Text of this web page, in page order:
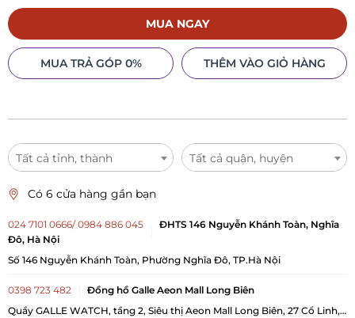
MUA NGAY
MUA TRẢ GÓP 0% THÊM VÀO GIỎ HÀNG
Tất cả tỉnh, thành Tất cả quận, huyện
Có 6 cửa hàng gần bạn
024 7101 0666/ 0984 886 045
ĐHTS 146 Nguyễn Khánh Toàn, Nghĩa
Đô, Hà Nội
Số 146 Nguyễn Khánh Toàn, Phường Nghĩa Đô, TP.Hà Nội
0398 723 482
Đồng hồ Galle Aeon Mall Long Biên
Quầy GALLE WATCH, tầng 2, Siêu thị Aeon Mall Long Biên, 27 Cổ Linh,